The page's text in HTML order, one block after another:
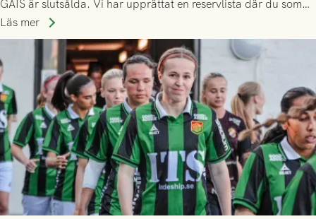
GAIS är slutsålda. Vi har upprättat en reservlista där du som
ännu inte har någon biljett kan anmäla ditt intresse. Du kan
inte själv överlåta din biljett till någon annan.
Läs mer